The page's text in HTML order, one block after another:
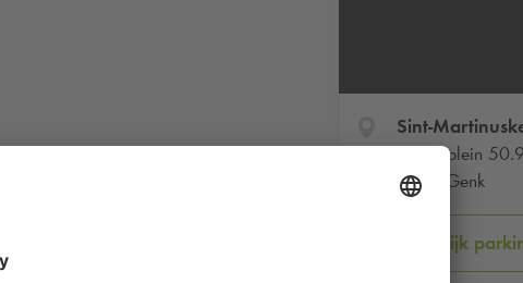
Sint-
Crypteplein
3600 Genk
Bekijk